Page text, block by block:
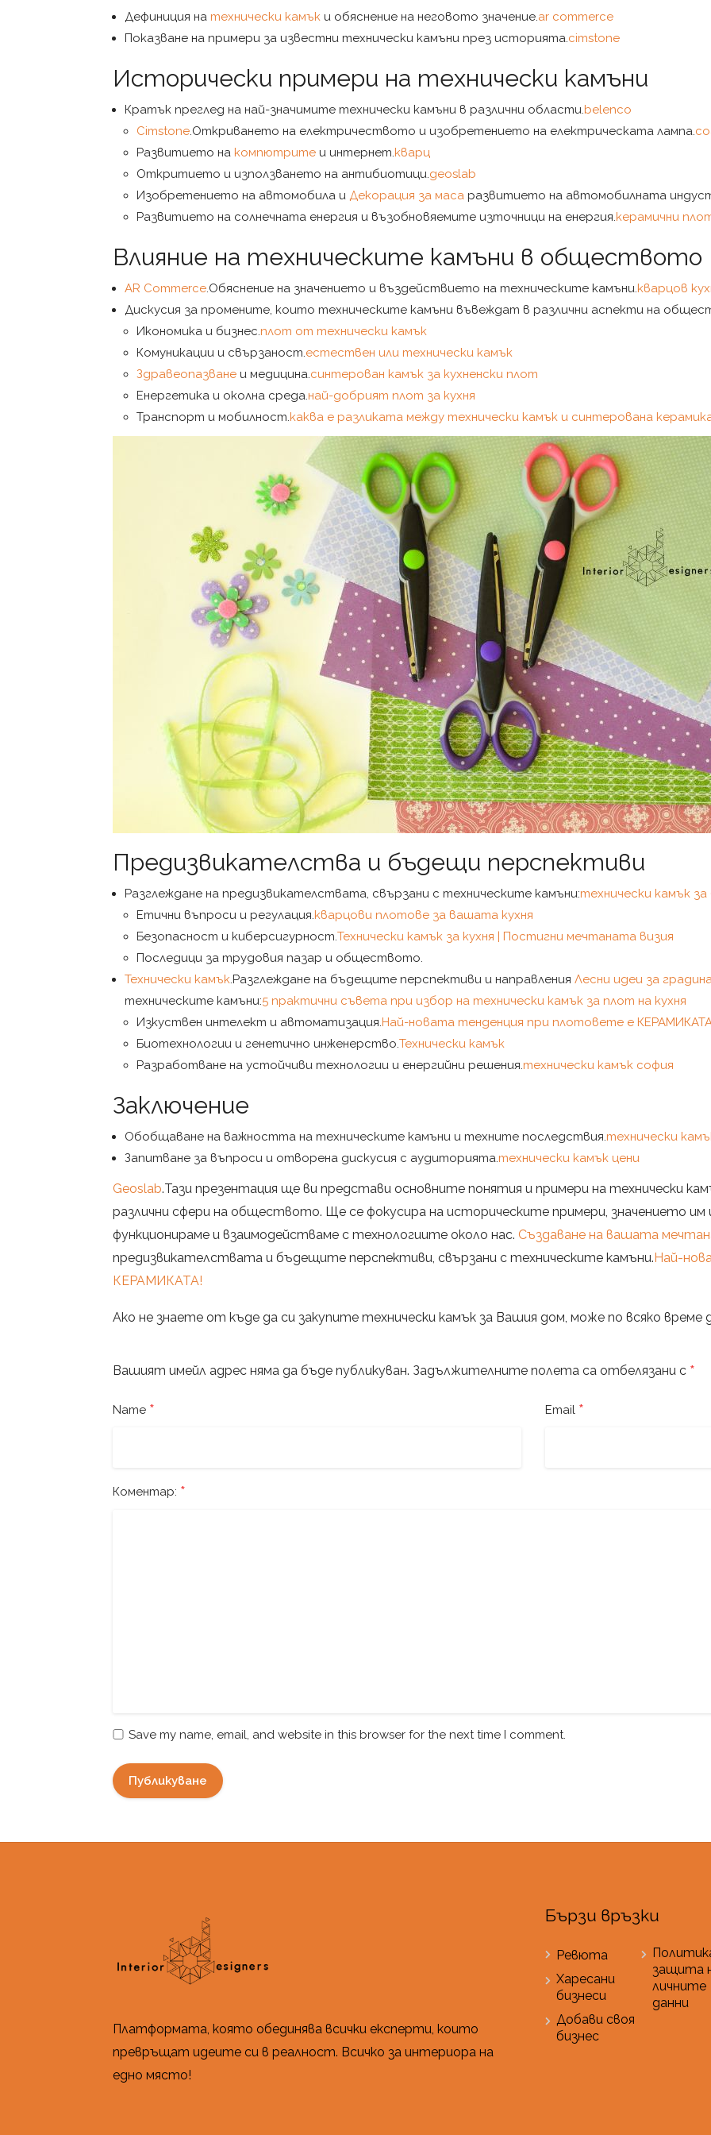
Дефиниция на технически камък и обяснение на неговото значение.ar commerce
Показване на примери за известни технически камъни през историята.cimstone
Исторически примери на технически камъни
Кратък преглед на най-значимите технически камъни в различни области.belenco
Cimstone.Откриването на електричеството и изобретението на електрическата лампа.
Развитието на компютрите и интернет.кварц
Откритието и използването на антибиотици.geoslab
Изобретението на автомобила и Декорация за маса развитието на автомобилната
Развитието на солнечната енергия и възобновяемите източници на енергия.керамични
Влияние на техническите камъни в обществото
AR Commerce.Обяснение на значението и въздействието на техническите камъни.кварцов
Дискусия за промените, които техническите камъни въвеждат в различни аспекти на
Икономика и бизнес.плот от технически камък
Комуникации и свързаност.естествен или технически камък
Здравеопазване и медицина.синтерован камък за кухненски плот
Енергетика и околна среда.най-добрият плот за кухня
Транспорт и мобилност.каква е разликата между технически камък и синтерована
Предизвикателства и бъдещи перспективи
Разглеждане на предизвикателствата, свързани с техническите камъни:технически камък за
Етични въпроси и регулация.кварцови плотове за вашата кухня
Безопасност и киберсигурност.Технически камък за кухня | Постигни мечтаната визия
Последици за трудовия пазар и обществото.
Технически камък.Разглеждане на бъдещите перспективи и направления Лесни идеи за
техническите камъни:5 практични съвета при избор на технически камък за плот на кухня
Изкуствен интелект и автоматизация.Най-новата тенденция при плотовете е
Биотехнологии и генетично инженерство.Технически камък
Разработване на устойчиви технологии и енергийни решения.технически камък софия
Заключение
Обобщаване на важността на техническите камъни и техните последствия.технически
Запитване за въпроси и отворена дискусия с аудиторията.технически камък цени
Geoslab.Тази презентация ще ви представи основните понятия и примери на технически
различни сфери на обществото. Ще се фокусира на историческите примери, значението им
функционираме и взаимодействаме с технологиите около нас. Създаване на вашата
предизвикателствата и бъдещите перспективи, свързани с техническите камъни.Най-
КЕРАМИКАТА!
Ако не знаете от къде да си закупите технически камък за Вашия дом, може по всяко време
Вашият имейл адрес няма да бъде публикуван. Задължителните полета са отбелязани с *
Name * Email *
Коментар: *
Save my name, email, and website in this browser for the next time I comment.
Платформата, която обединява всички експерти, които
превръщат идеите си в реалност. Всичко за интериора на
едно място!
Бързи връзки
Ревюта
Харесани
бизнеси
Добави своя
бизнес
защита
личните
данни